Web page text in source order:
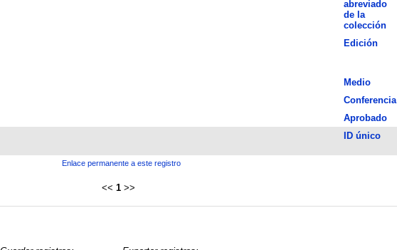
abreviado
de la
colección
Edición
Medio
Conferencia
Aprobado
ID único
Enlace permanente a este registro
<< 1 >>